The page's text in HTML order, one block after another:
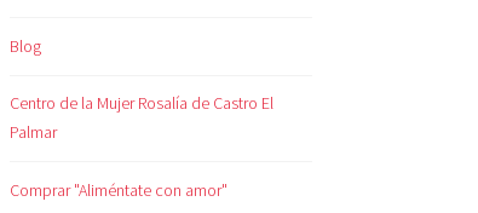
Blog
Centro de la Mujer Rosalía de Castro El
Palmar
Comprar "Aliméntate con amor"